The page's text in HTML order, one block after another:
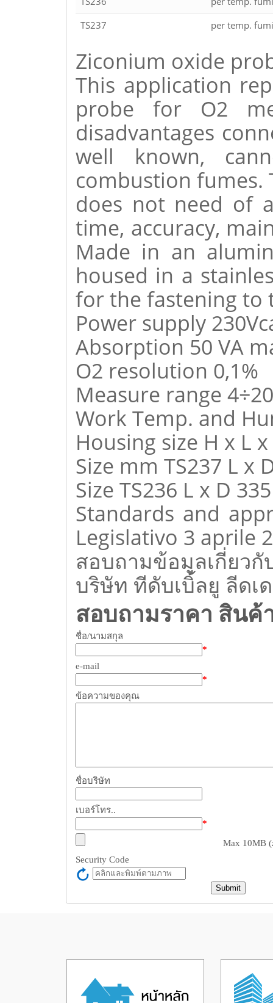
TS237
per temp.
Ziconium oxide
This application
probe for O2
disadvantages
well known,
combustion fumes.
does not need of
time, accuracy,
Made in an
housed in a
for the fastening to
Power supply
Absorption 50 VA
O2 resolution 0,1%
Measure range
Work Temp. and
Housing size H x L
Size mm TS237 L x
Size TS236 L x D
Standards and
Legislativo 3 aprile
สอบถามข้อมูลเกี่ยวกั
บริษัท ทีดับเบิ้ลยู ลีดเ
สอบถามราคา สินค้
ชื่อ/นามสกุล
*
e-mail
*
ข้อความของคุณ
ชื่อบริษัท
เบอร์โทร..
*
Max 10MB
Security Code